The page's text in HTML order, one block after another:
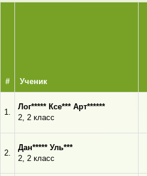
# Ученик
1.
Лог***** Ксе*** Арт******
2, 2 класс
2.
Дан***** Уль***
2, 2 класс